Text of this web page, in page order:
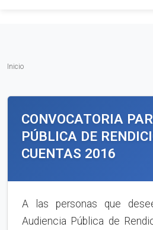
Inicio
CONVOCATORIA
PÚBLICA DE
CUENTAS 2016
A las personas que
Audiencia Pública de